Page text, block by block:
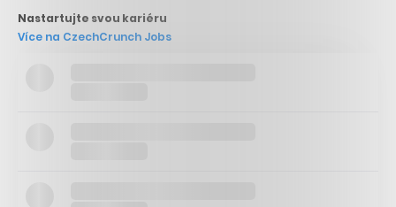
Nastartujte svou kariéru
Více na CzechCrunch Jobs